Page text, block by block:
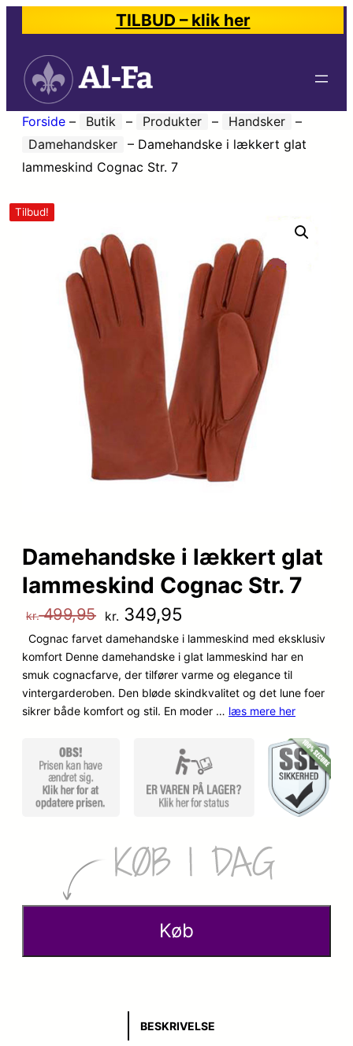
TILBUD – klik her
Forside – Butik – Produkter – Handsker
–
Damehandsker
– Damehandske i lækkert glat
lammeskind Cognac Str. 7
Tilbud!
Damehandske i lækkert glat
lammeskind Cognac Str. 7
kr.499,95 D
e
n
o
l
kr. 349,95
e
n
a
t
u
e
p
s
Cognac farvet damehandske i lammeskind med eksklusiv
komfort Denne damehandske i glat lammeskind har en
smuk cognacfarve, der tilfører varme og elegance til
vintergarderoben. Den bløde skindkvalitet og det lune foer
sikrer både komfort og stil. En moder … læs mere her
Køb
BESKRIVELSE